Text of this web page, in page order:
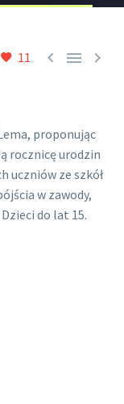
11   
proponując
rocznicę urodzin
uczniów ze szkół
w zawody,
do lat 15.